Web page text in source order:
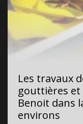
Les travaux
gouttières
Benoit dans
environs